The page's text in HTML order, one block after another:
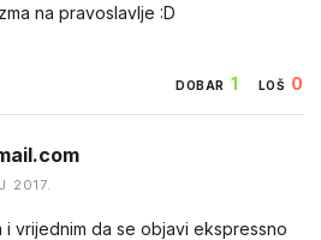
na pravoslavlje :D
DOBAR 1 LOŠ 0
2017.
vrijednim da se objavi ekspressno